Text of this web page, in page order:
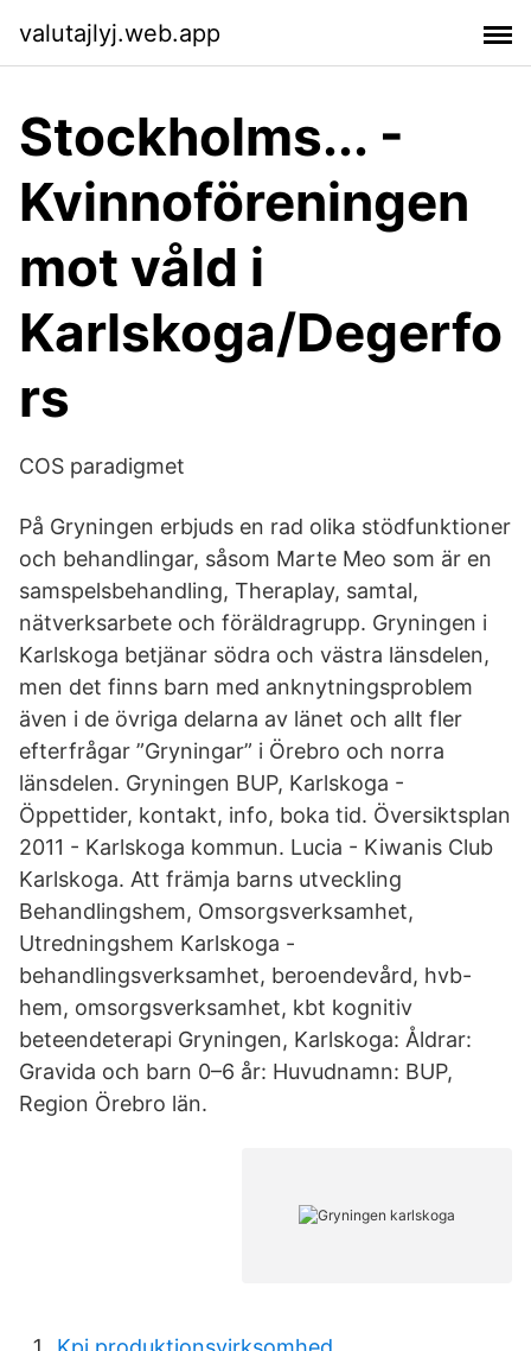
valutajlyj.web.app
‪Stockholms... -
Kvinnoföreningen
mot våld i
Karlskoga/Degerfo
rs‬
COS paradigmet
På Gryningen erbjuds en rad olika stödfunktioner
och behandlingar, såsom Marte Meo som är en
samspelsbehandling, Theraplay, samtal,
nätverksarbete och föräldragrupp. Gryningen i
Karlskoga betjänar södra och västra länsdelen,
men det finns barn med anknytningsproblem
även i de övriga delarna av länet och allt fler
efterfrågar ”Gryningar” i Örebro och norra
länsdelen. Gryningen BUP, Karlskoga -
Öppettider, kontakt, info, boka tid. Översiktsplan
2011 - Karlskoga kommun. Lucia - Kiwanis Club
Karlskoga. Att främja barns utveckling
Behandlingshem, Omsorgsverksamhet,
Utredningshem Karlskoga -
behandlingsverksamhet, beroendevård, hvb-
hem, omsorgsverksamhet, kbt kognitiv
beteendeterapi Gryningen, Karlskoga: Åldrar:
Gravida och barn 0–6 år: Huvudnamn: BUP,
Region Örebro län.